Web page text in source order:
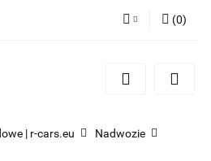
Zarejestruj się
(0)
| r-cars.eu Nadwozie